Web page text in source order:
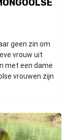
geen zin om
vrouw uit
met een dame
vrouwen zijn